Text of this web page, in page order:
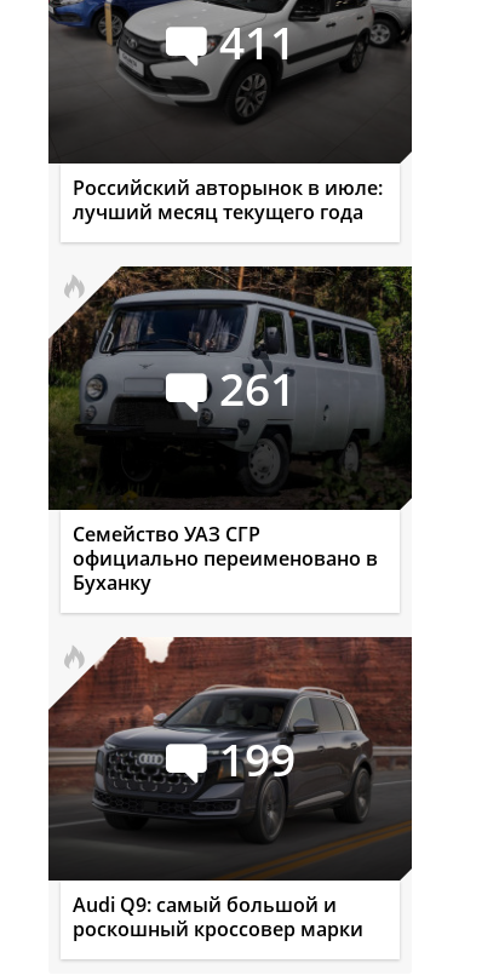
411
Российский авторынок в июле:
лучший месяц текущего года
261
Семейство УАЗ СГР
официально переименовано в
Буханку
199
Audi Q9: самый большой и
роскошный кроссовер марки